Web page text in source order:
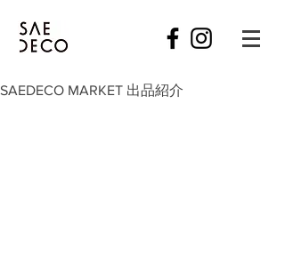
SAEDECO MARKET 出品紹介